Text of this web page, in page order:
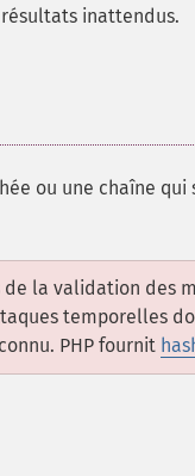
inattendus.
ou une chaîne
de la validation des
temporelles
PHP fournit